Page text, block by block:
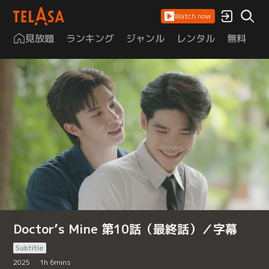
Watch now
見放題 ランキング ジャンル レンタル 無料
Doctor’s Mine 第10話（最終話）／字幕
Subtitle
2025
1h 6mins